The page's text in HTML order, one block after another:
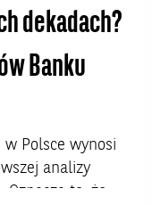
dekadach?
Banku
Polsce wynosi
analizy
Oznacza to, że